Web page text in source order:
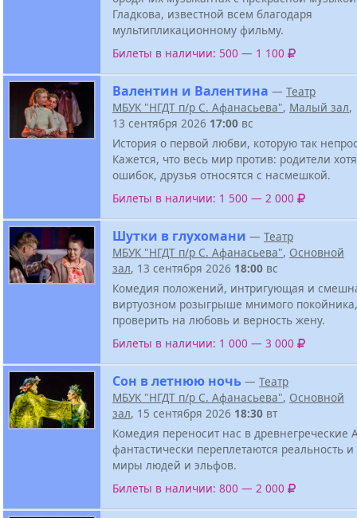
Гладкова, известной всем благодаря
мультипликационному фильму.
Билеты в наличии: 500 — 1 100
Валентин и Валентина — Театр
МБУК "НГДТ п/р С. Афанасьева", Малый зал,
13 сентября 2026 17:00 вс
История о первой любви, которую так
Кажется, что весь мир против: родители
ошибок, друзья относятся с насмешкой.
Билеты в наличии: 1 500 — 2 000
Шутки в глухомани — Театр
МБУК "НГДТ п/р С. Афанасьева", Основной
зал, 13 сентября 2026 18:00 вс
Комедия положений, интригующая и
виртуозном розыгрыше мнимого
проверить на любовь и верность жену.
Билеты в наличии: 1 000 — 3 000
Сон в летнюю ночь — Театр
МБУК "НГДТ п/р С. Афанасьева", Основной
зал, 15 сентября 2026 18:30 вт
Комедия переносит нас в древнегреческие
фантастически переплетаются реальность
миры людей и эльфов.
Билеты в наличии: 800 — 2 000